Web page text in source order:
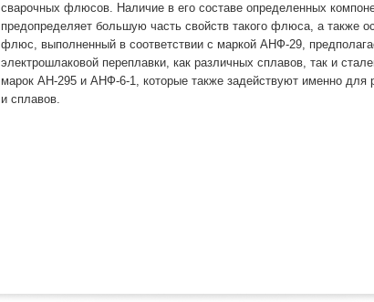
сварочных флюсов. Наличие в его составе определенных
предопределяет большую часть свойств такого флюса, а также
флюс, выполненный в соответствии с маркой АНФ-29,
электрошлаковой переплавки, как различных сплавов, так и
марок АН-295 и АНФ-6-1, которые также задействуют именно для
и сплавов.